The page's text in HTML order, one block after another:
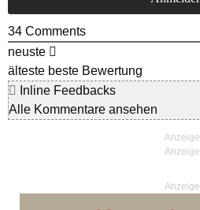
34 Comments
neuste
älteste beste Bewertung
Inline Feedbacks
Alle Kommentare ansehen
Anzeige